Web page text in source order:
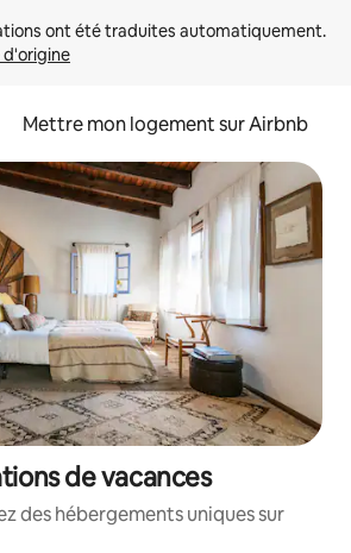
d'origine
Mettre mon logement sur Airbnb
de vacances
des hébergements uniques sur